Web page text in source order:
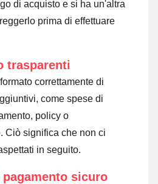
di acquisto e si ha un'altra
prima di effettuare
trasparenti
correttamente di
come spese di
policy o
Ciò significa che non ci
in seguito.
sicuro